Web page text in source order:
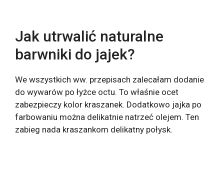
Jak utrwalić naturalne
barwniki do jajek?
We wszystkich ww. przepisach zalecałam dodanie
do wywarów po łyżce octu. To właśnie ocet
zabezpieczy kolor kraszanek. Dodatkowo jajka po
farbowaniu można delikatnie natrzeć olejem. Ten
zabieg nada kraszankom delikatny połysk.